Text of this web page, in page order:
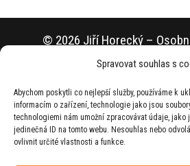
Spravovat souhlas s
Abychom poskytli co nejlepší služby, používáme k
informacím o zařízení, technologie jako jsou
technologiemi nám umožní zpracovávat údaje,
jedinečná ID na tomto webu. Nesouhlas nebo
ovlivnit určité vlastnosti a funkce.
© 2026 Jiří Horecký –
Horeckého
agenturouZEST